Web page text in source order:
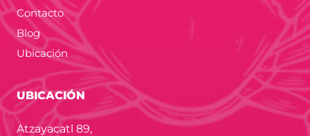
Contacto
Blog
Ubicación
UBICACIÓN
Atzayacatl 89,